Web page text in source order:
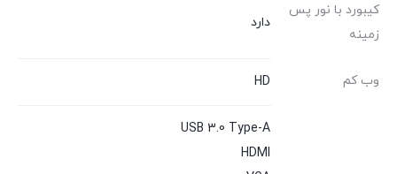
کیبورد با نور پس
زمینه
دارد
وب کم HD
USB 3.0 Type-A
HDMI